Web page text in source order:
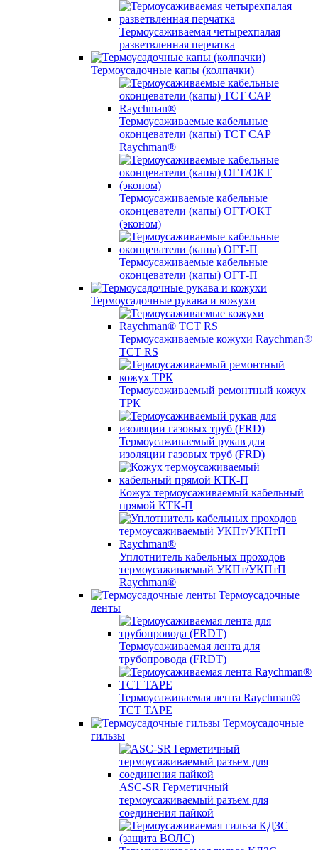
Термоусаживаемая четырехпалая
разветвленная перчатка
Термоусадочные капы (колпачки)
Термоусаживаемые кабельные
оконцеватели (капы) ТCT CAP
Raychman®
Термоусаживаемые кабельные
оконцеватели (капы) ОГТ/ОКТ
(эконом)
Термоусаживаемые кабельные
оконцеватели (капы) ОГТ-П
Термоусадочные рукава и кожухи
Термоусаживаемые кожухи Raychman®
TCT RS
Термоусаживаемый ремонтный кожух
ТРК
Термоусаживаемый рукав для
изоляции газовых труб (FRD)
Кожух термоусаживаемый кабельный
прямой КТК-П
Уплотнитель кабельных проходов
термоусаживаемый УКПт/УКПтП
Raychman®
Термоусадочные
ленты
Термоусаживаемая лента для
трубопровода (FRDT)
Термоусаживаемая лента Raychman®
TCT TAPE
Термоусадочные
гильзы
ASC‐SR Герметичный
термоусаживаемый разъем для
соединения пайкой